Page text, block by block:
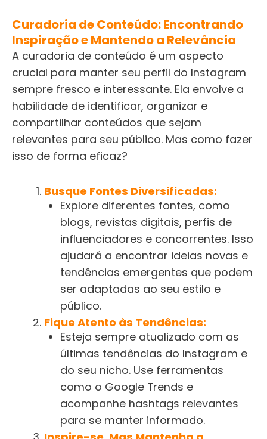
Curadoria de Conteúdo: Encontrando
Inspiração e Mantendo a Relevância
A curadoria de conteúdo é um aspecto
crucial para manter seu perfil do Instagram
sempre fresco e interessante. Ela envolve a
habilidade de identificar, organizar e
compartilhar conteúdos que sejam
relevantes para seu público. Mas como fazer
isso de forma eficaz?
Busque Fontes Diversificadas:
Explore diferentes fontes, como
blogs, revistas digitais, perfis de
influenciadores e concorrentes. Isso
ajudará a encontrar ideias novas e
tendências emergentes que podem
ser adaptadas ao seu estilo e
público.
Fique Atento às Tendências:
Esteja sempre atualizado com as
últimas tendências do Instagram e
do seu nicho. Use ferramentas
como o Google Trends e
acompanhe hashtags relevantes
para se manter informado.